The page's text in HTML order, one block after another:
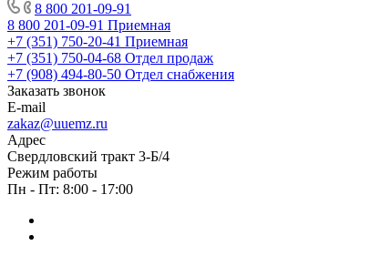
8 800 201-09-91
8 800 201-09-91 Приемная
+7 (351) 750-20-41 Приемная
+7 (351) 750-04-68 Отдел продаж
+7 (908) 494-80-50 Отдел снабжения
Заказать звонок
E-mail
zakaz@uuemz.ru
Адрес
Свердловский тракт 3-Б/4
Режим работы
Пн - Пт: 8:00 - 17:00